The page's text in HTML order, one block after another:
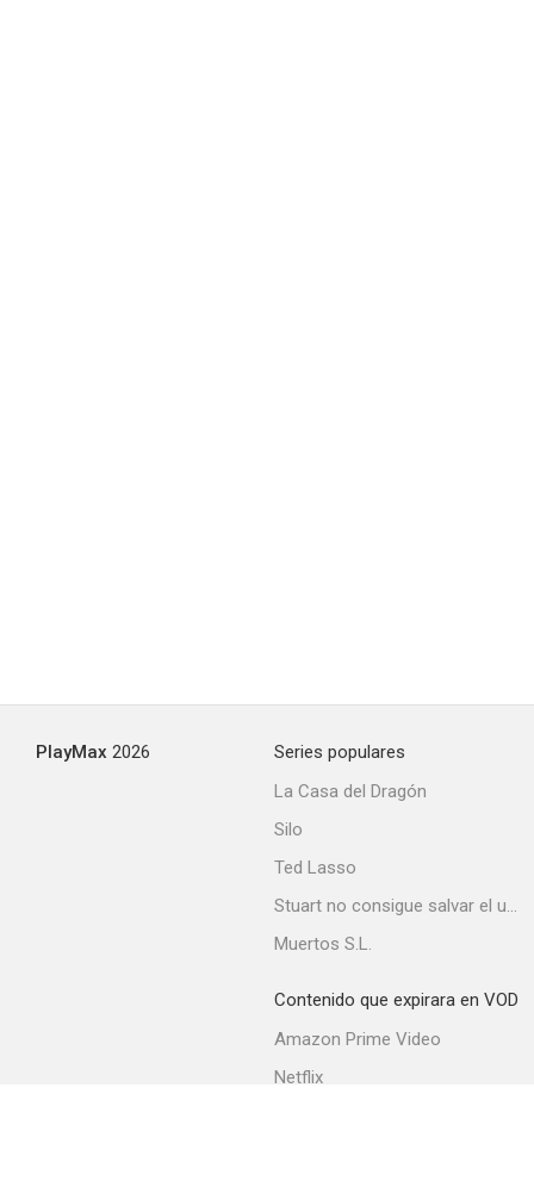
PlayMax 2026
Series populares
La Casa del Dragón
Silo
Ted Lasso
Stuart no consigue salvar el universo
Muertos S.L.
Contenido que expirara en VOD
Amazon Prime Video
Netflix